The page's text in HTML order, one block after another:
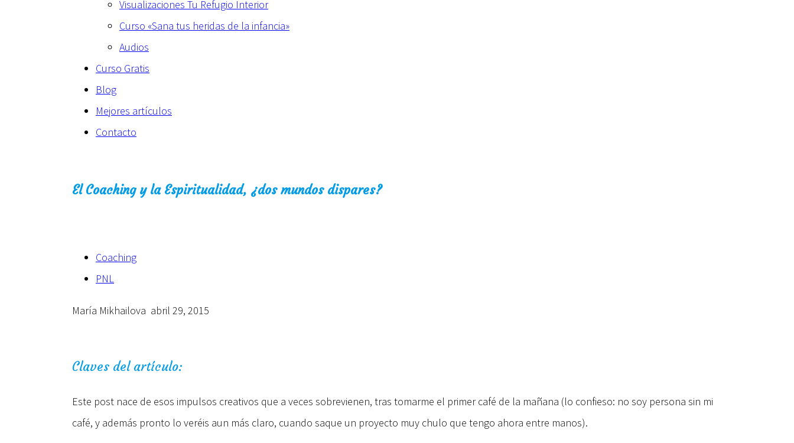
Visualizaciones Tu Refugio Interior
Curso «Sana tus heridas de la infancia»
Audios
Curso Gratis
Blog
Mejores artículos
Contacto
El Coaching y la Espiritualidad, ¿dos mundos dispares?
Coaching
PNL
María Mikhailova abril 29, 2015
Claves del artículo:
Este post nace de esos impulsos creativos que a veces sobrevienen, tras tomarme el primer café de la mañana (lo confieso: no soy persona sin mi
café, y además pronto lo veréis aun más claro, cuando saque un proyecto muy chulo que tengo ahora entre manos).